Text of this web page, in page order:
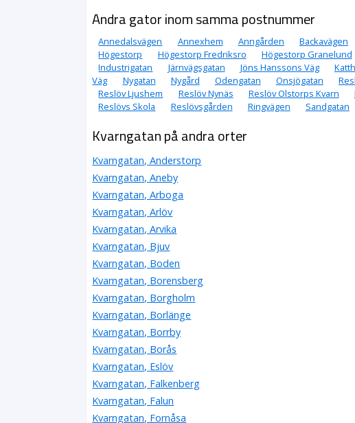
Andra gator inom samma postnummer
Annedalsvägen Annexhem Anngården Backavägen
Högestorp
Högestorp Fredriksro Högestorp Granelund
Industrigatan
Järnvägsgatan Jöns Hanssons Väg
Väg
Nygatan Nygård Odengatan Onsjögatan
Reslöv Ljushem
Reslöv Nynäs Reslöv Olstorps Kvarn
Reslövs Skola
Reslövsgården Ringvägen Sandgatan
Kvarngatan på andra orter
Kvarngatan, Anderstorp
Kvarngatan, Aneby
Kvarngatan, Arboga
Kvarngatan, Arlöv
Kvarngatan, Arvika
Kvarngatan, Bjuv
Kvarngatan, Boden
Kvarngatan, Borensberg
Kvarngatan, Borgholm
Kvarngatan, Borlänge
Kvarngatan, Borrby
Kvarngatan, Borås
Kvarngatan, Eslöv
Kvarngatan, Falkenberg
Kvarngatan, Falun
Kvarngatan, Fornåsa